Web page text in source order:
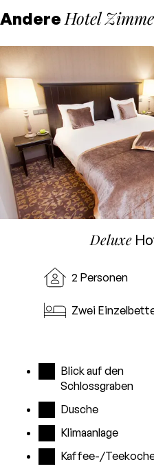
AndereHotel
Deluxe
2 Personen
Zwei
Blick auf den
Schlossgraben
Dusche
Klimaanlage
Kaffee-/